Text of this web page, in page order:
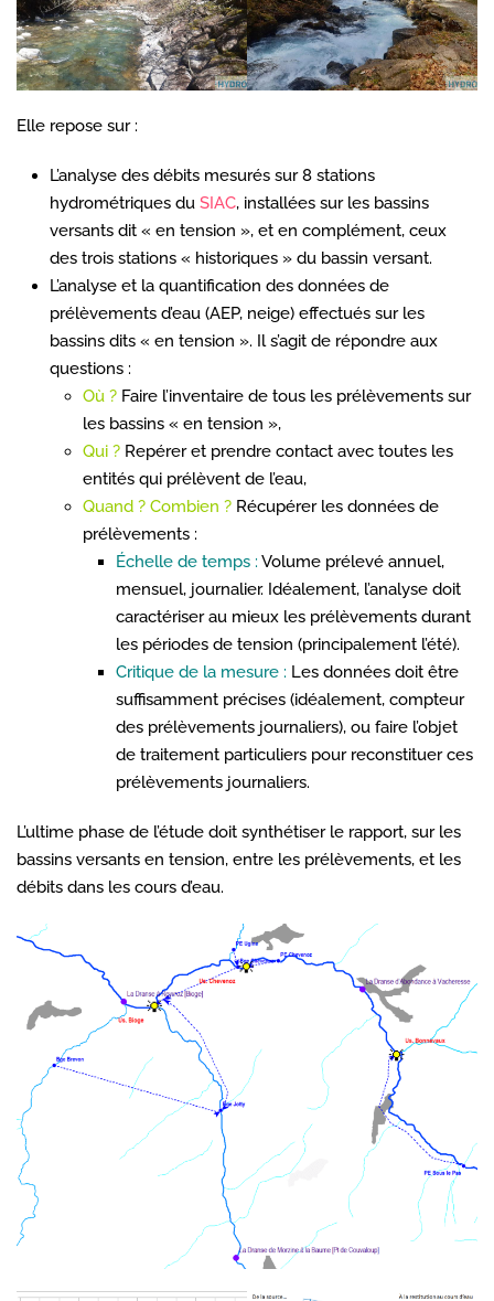
Elle repose sur :
L’analyse des débits mesurés sur 8 stations
hydrométriques du SIAC, installées sur les bassins
versants dit « en tension », et en complément, ceux
des trois stations « historiques » du bassin versant.
L’analyse et la quantification des données de
prélèvements d’eau (AEP, neige) effectués sur les
bassins dits « en tension ». Il s’agit de répondre aux
questions :
Où ? Faire l’inventaire de tous les prélèvements sur
les bassins « en tension »,
Qui ? Repérer et prendre contact avec toutes les
entités qui prélèvent de l’eau,
Quand ? Combien ? Récupérer les données de
prélèvements :
Échelle de temps : Volume prélevé annuel,
mensuel, journalier. Idéalement, l’analyse doit
caractériser au mieux les prélèvements durant
les périodes de tension (principalement l’été).
Critique de la mesure : Les données doit être
suffisamment précises (idéalement, compteur
des prélèvements journaliers), ou faire l’objet
de traitement particuliers pour reconstituer ces
prélèvements journaliers.
L’ultime phase de l’étude doit synthétiser le rapport, sur les
bassins versants en tension, entre les prélèvements, et les
débits dans les cours d’eau.